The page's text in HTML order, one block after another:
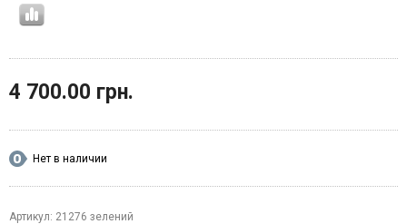
4 700.00 грн.
Нет в наличии
Артикул: 21276 зелений